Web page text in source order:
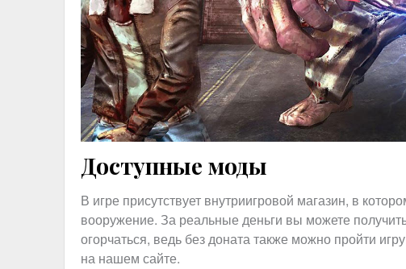
Доступные моды
В игре присутствует внутриигровой магазин, в
вооружение. За реальные деньги вы можете
огорчаться, ведь без доната также можно пройти
на нашем сайте.